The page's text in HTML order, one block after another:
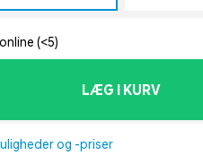
(<5)
LÆG I KURV
og -priser